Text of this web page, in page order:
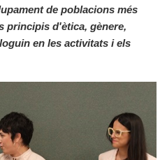
de poblacions més
principis d'ètica, gènere,
en les activitats i els